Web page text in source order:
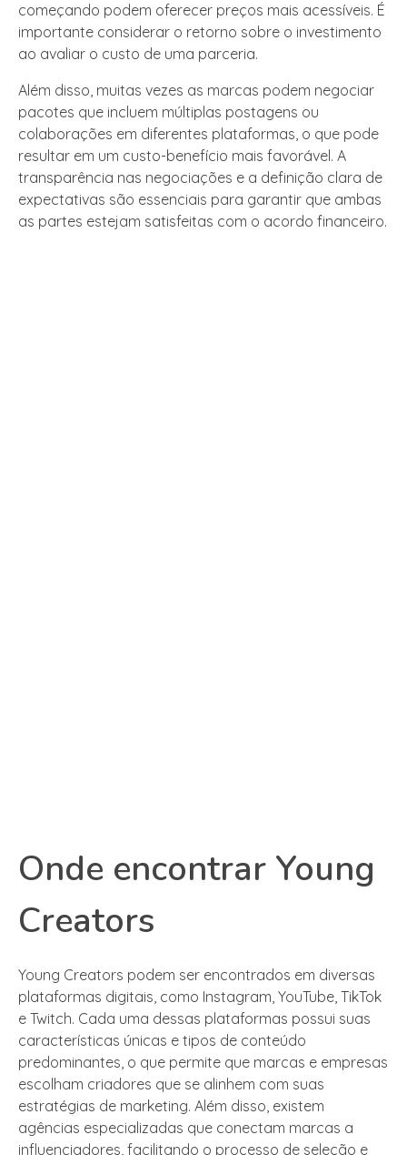
começando podem oferecer preços mais acessíveis. É
importante considerar o retorno sobre o investimento
ao avaliar o custo de uma parceria.
Além disso, muitas vezes as marcas podem negociar
pacotes que incluem múltiplas postagens ou
colaborações em diferentes plataformas, o que pode
resultar em um custo-benefício mais favorável. A
transparência nas negociações e a definição clara de
expectativas são essenciais para garantir que ambas
as partes estejam satisfeitas com o acordo financeiro.
Onde encontrar Young
Creators
Young Creators podem ser encontrados em diversas
plataformas digitais, como Instagram, YouTube, TikTok
e Twitch. Cada uma dessas plataformas possui suas
características únicas e tipos de conteúdo
predominantes, o que permite que marcas e empresas
escolham criadores que se alinhem com suas
estratégias de marketing. Além disso, existem
agências especializadas que conectam marcas a
influenciadores, facilitando o processo de seleção e